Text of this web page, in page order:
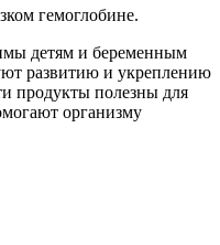
гемоглобине.
детям и беременным
развитию и укреплению
продукты полезны для
организму